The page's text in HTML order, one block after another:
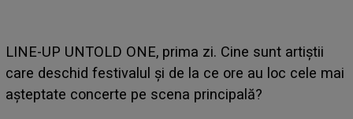
Ce a dezvăluit noua concurentă din "Casa Iubirii" l-a
luat prin surprindere pe Emanuel. CINE ESTE
BĂIATUL VIZAT de Alexandra?! Aflându-se în fața